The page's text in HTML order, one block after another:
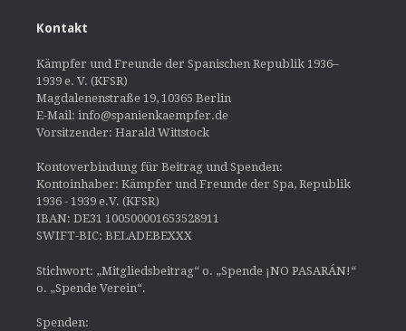
Kontakt
Kämpfer und Freunde der Spanischen Republik 1936–
1939 e. V. (KFSR)
Magdalenenstraße 19, 10365 Berlin
E-Mail: info@spanienkaempfer.de
Vorsitzender: Harald Wittstock
Kontoverbindung für Beitrag und Spenden:
Kontoinhaber: Kämpfer und Freunde der Spa, Republik
1936 - 1939 e.V. (KFSR)
IBAN: DE31 100500001653528911
SWIFT-BIC: BELADEBEXXX
Stichwort: „Mitgliedsbeitrag“ o. „Spende ¡NO PASARÁN!“
o. „Spende Verein“.
Spenden: